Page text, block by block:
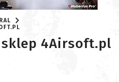
4Airsoft.pl